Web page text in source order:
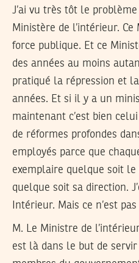
J’ai vu très tôt le
Ministère de l’intérieur.
force publique. Et ce
des années au moins
pratiqué la répression et
années. Et si il y a un
maintenant c’est bien
de réformes profondes
employés parce que
exemplaire quelque soit
quelque soit sa direction.
Intérieur. Mais ce n’est
M. Le Ministre de
est là dans le but de